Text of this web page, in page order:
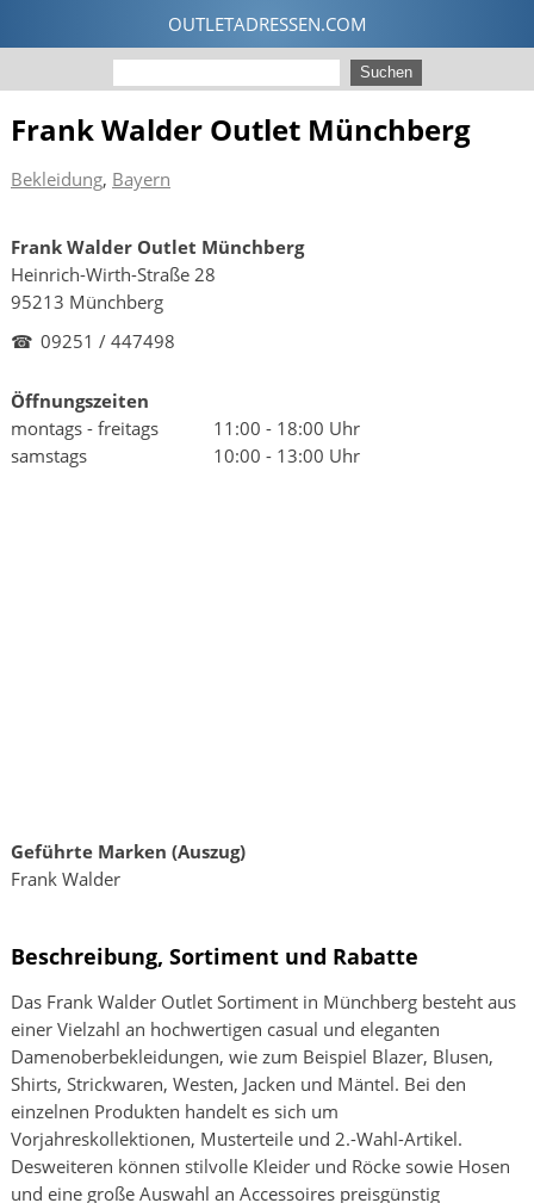
Frank Walder Outlet Münchberg
Bekleidung, Bayern
Frank Walder Outlet Münchberg
Heinrich-Wirth-Straße 28
95213 Münchberg
☎ 09251 / 447498
Öffnungszeiten
montags - freitags
11:00 - 18:00 Uhr
samstags
10:00 - 13:00 Uhr
Geführte Marken (Auszug)
Frank Walder
Beschreibung, Sortiment und Rabatte
Das Frank Walder Outlet Sortiment in Münchberg besteht aus
einer Vielzahl an hochwertigen casual und eleganten
Damenoberbekleidungen, wie zum Beispiel Blazer, Blusen,
Shirts, Strickwaren, Westen, Jacken und Mäntel. Bei den
einzelnen Produkten handelt es sich um
Vorjahreskollektionen, Musterteile und 2.-Wahl-Artikel.
Desweiteren können stilvolle Kleider und Röcke sowie Hosen
und eine große Auswahl an Accessoires preisgünstig